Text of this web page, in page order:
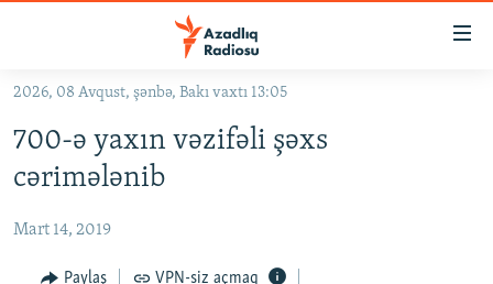
Əsas
qayıt
Əsas
qayıt
#ƏSLINDƏ
FƏRQƏ BAX
2026, 08 Avqust, şənbə, Bakı vaxtı 13:05
700-ə yaxın vəzifəli şəxs
cərimələnib
Mart 14, 2019
Paylaş VPN-siz açmaq